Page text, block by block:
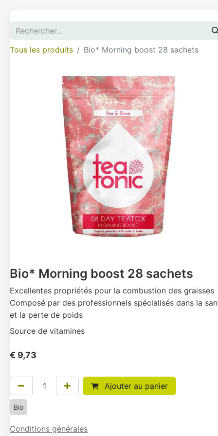
Tous les produits Bio* Morning boost 28 sachets
Bio* Morning boost 28 sachets
Excellentes propriétés pour la combustion des graisses
Composé par des professionnels spécialisés dans la
et la perte de poids
Source de vitamines
€ 9,73
Ajouter au panier
Bio
Conditions générales